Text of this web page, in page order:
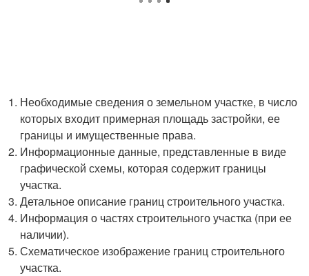
Необходимые сведения о земельном участке, в число
которых входит примерная площадь застройки, ее
границы и имущественные права.
Информационные данные, представленные в виде
графической схемы, которая содержит границы
участка.
Детальное описание границ строительного участка.
Информация о частях строительного участка (при ее
наличии).
Схематическое изображение границ строительного
участка.